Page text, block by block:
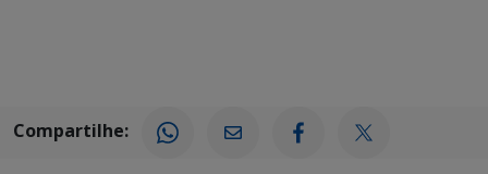
Compartilhe: